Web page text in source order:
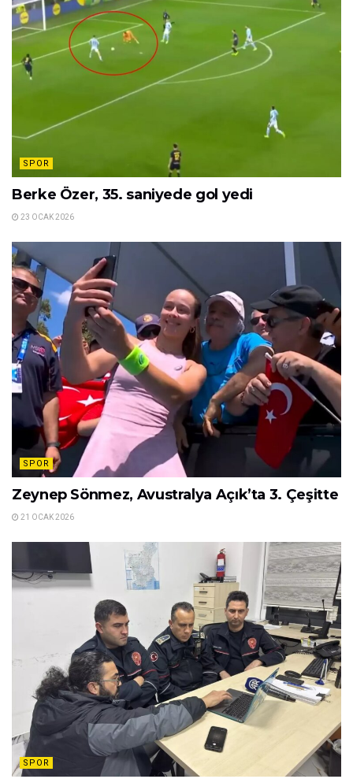
SPOR
Berke Özer, 35. saniyede gol yedi
23 OCAK 2026
SPOR
Zeynep Sönmez, Avustralya Açık’ta 3. Çeşitte
21 OCAK 2026
SPOR